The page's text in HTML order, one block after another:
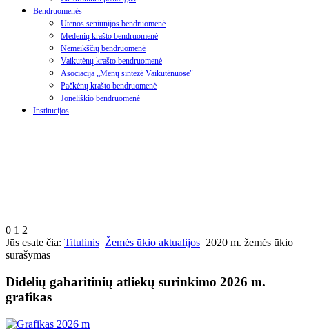
Bendruomenės
Utenos seniūnijos bendruomenė
Medenių krašto bendruomenė
Nemeikščių bendruomenė
Vaikutėnų krašto bendruomenė
Asociacija „Menų sintezė Vaikutėnuose"
Pačkėnų krašto bendruomenė
Joneliškio bendruomenė
Institucijos
0 1 2
Jūs esate čia: Titulinis Žemės ūkio aktualijos 2020 m. žemės ūkio
surašymas
Didelių gabaritinių atliekų surinkimo 2026 m.
grafikas